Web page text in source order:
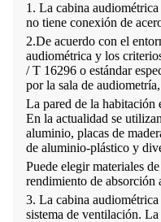
1. La cabina
no tiene conexión de
2.De acuerdo con el
audiométrica y los
/ T 16296 o estándar
por la sala de
La pared de la habitación
En la actualidad se
aluminio, placas de
de aluminio-plástico y
Puede elegir materiales
rendimiento de absorción
3. La cabina
sistema de ventilación.